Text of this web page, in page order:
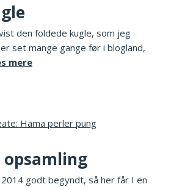
den foldede kugle, som jeg
set mange gange før i blogland,
mere
opsamling
godt begyndt, så her får I en